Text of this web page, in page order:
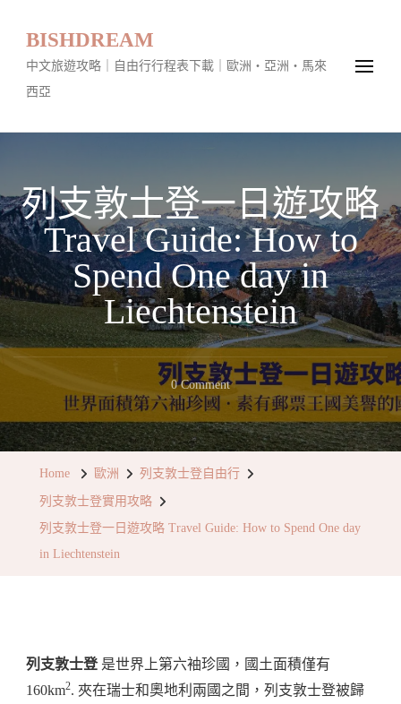
BISHDREAM
中文旅遊攻略｜自由行行程表下載｜歐洲・亞洲・馬來
西亞
列支敦士登一日遊攻略
Travel Guide: How to
Spend One day in
Liechtenstein
0 CommentOn
列
支
Travel
Guide:
Home 歐洲 列支敦士登自由行
列支敦士登實用攻略
列支敦士登一日遊攻略 Travel Guide: How to Spend One day
in Liechtenstein
列支敦士登 是世界上第六袖珍國，國土面積僅有
160km2. 夾在瑞士和奧地利兩國之間，列支敦士登被歸